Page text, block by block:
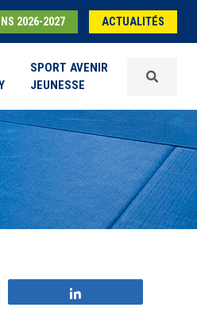
2026-2027 ACTUALITÉS
SPORT AVENIR
JEUNESSE